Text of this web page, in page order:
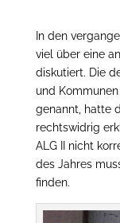
In den
viel über eine
diskutiert. Die
und
genannt, hatte
rechtswidrig
ALG II nicht
des Jahres
finden.